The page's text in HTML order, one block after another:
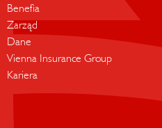
Benefia
Zarząd
Dane
Vienna Insurance Group
Kariera